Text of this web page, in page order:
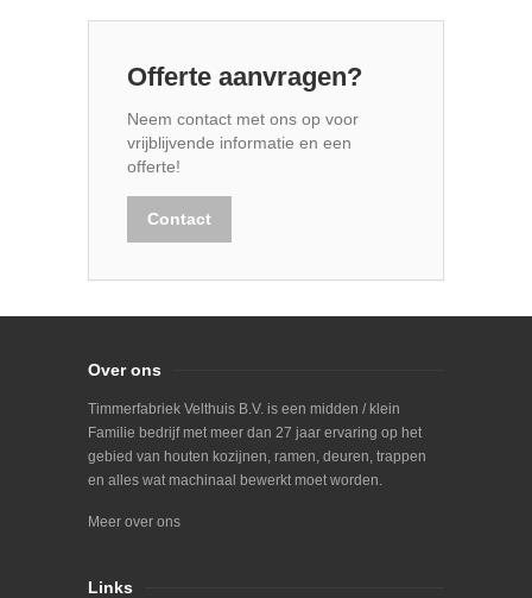
Offerte aanvragen?
Neem contact met ons op voor
vrijblijvende informatie en een
offerte!
Contact
Over ons
Timmerfabriek Velthuis B.V. is een midden / klein
Familie bedrijf met meer dan 27 jaar ervaring op het
gebied van houten kozijnen, ramen, deuren, trappen
en alles wat machinaal bewerkt moet worden.
Meer over ons
Links